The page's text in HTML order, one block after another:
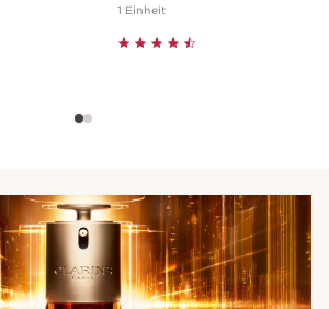
1 Einheit